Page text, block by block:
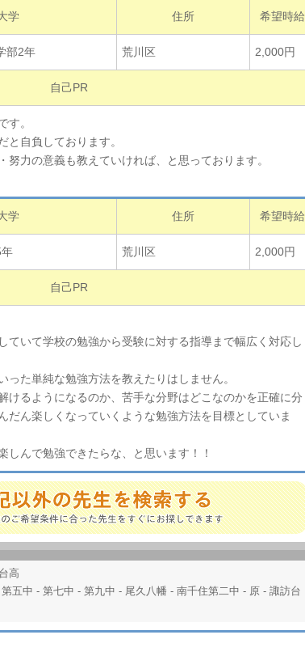
学 住所 希望時給
部2年 荒川区 2,000円
自己PR
す。
と自負しております。
努力の意義も教えていければ、と思っております。
学 住所 希望時給
荒川区 2,000円
自己PR
ていて学校の勉強から受験に対する指導まで幅広く対応し
った単純な勉強方法を教えたりはしません。
けるようになるのか、苦手な分野はどこなのかを正確に分
だん楽しくなっていくような勉強方法を目標としていま
しんで勉強できたらな、と思います！！
台高
五中 - 第七中 - 第九中 - 尾久八幡 - 南千住第二中 - 原 - 諏訪台